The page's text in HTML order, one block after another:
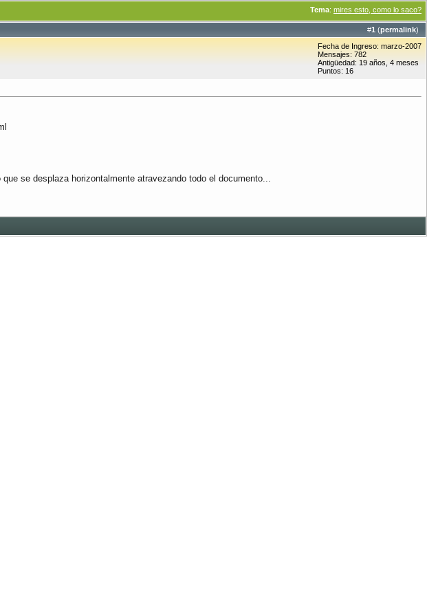
Tema: mires esto, como lo saco?
#1 (permalink)
Fecha de Ingreso: marzo-2007
Mensajes: 782
Antigüedad: 19 años, 4 meses
Puntos: 16
se desplaza horizontalmente atravezando todo el documento...